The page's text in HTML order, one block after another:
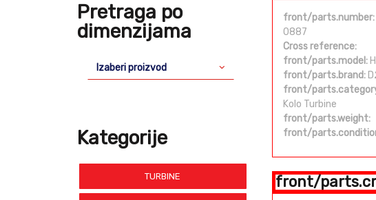
Pretraga po
dimenzijama
Izaberi proizvod
Kategorije
TURBINE
front/parts.number:
0887
Cross reference:
front/parts.model:
front/parts.brand:
front/
Kolo Turbine
front/parts.weight:
front/
front/